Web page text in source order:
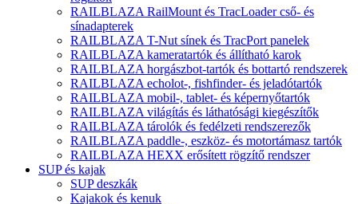
RAILBLAZA RailMount és TracLoader cső- és
sínadapterek
RAILBLAZA T-Nut sínek és TracPort panelek
RAILBLAZA kameratartók és állítható karok
RAILBLAZA horgászbot-tartók és bottartó rendszerek
RAILBLAZA echolot-, fishfinder- és jeladótartók
RAILBLAZA mobil-, tablet- és képernyőtartók
RAILBLAZA világítás és láthatósági kiegészítők
RAILBLAZA tárolók és fedélzeti rendszerezők
RAILBLAZA paddle-, eszköz- és motortámasz tartók
RAILBLAZA HEXX erősített rögzítő rendszer
SUP és kajak
SUP deszkák
Kajakok és kenuk